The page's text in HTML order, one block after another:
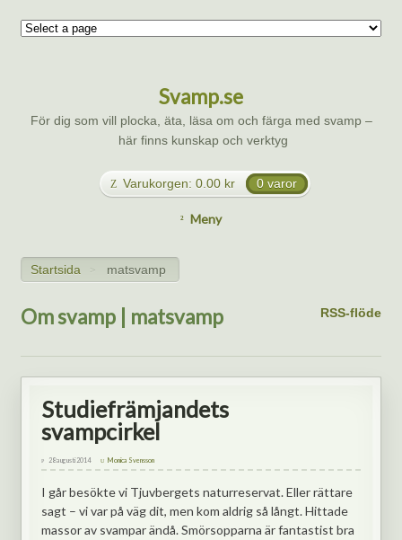
Svamp.se
För dig som vill plocka, äta, läsa om och färga med svamp –
här finns kunskap och verktyg
Varukorgen: 0.00 kr 0 varor
Meny
Startsida > matsvamp
Om svamp | matsvamp RSS-flöde
Studiefrämjandets
svampcirkel
28 augusti 2014 Monica Svensson
I går besökte vi Tjuvbergets naturreservat. Eller rättare
sagt – vi var på väg dit, men kom aldrig så långt. Hittade
massor av svampar ändå. Smörsopparna är fantastist bra